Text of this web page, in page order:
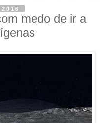
medo de ir a